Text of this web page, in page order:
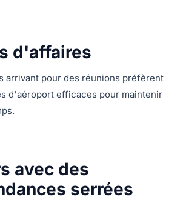
d'affaires
arrivant pour des réunions préfèrent
d'aéroport efficaces pour maintenir
avec des
serrées